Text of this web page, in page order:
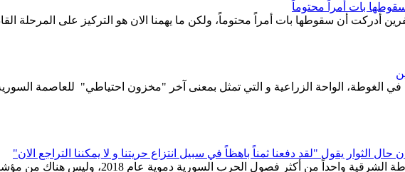
بات أمراً محتوماً
أدركت أن سقوطها بات أمراً محتوماً، ولكن ما يهمنا الان هو التركيز على المرحلة
مدني كانوا قتلوا في الغوطة، الواحة الزراعية و التي تمثل بمعنى آخر "مخزون احتياطي"
الثوار يقول "لقد دفعنا ثمناً باهظاً في سبيل انتزاع حريتنا و لا يمكننا التراجع الان"
مثلت الهجمات الأخيرة في عفرين والغوطة